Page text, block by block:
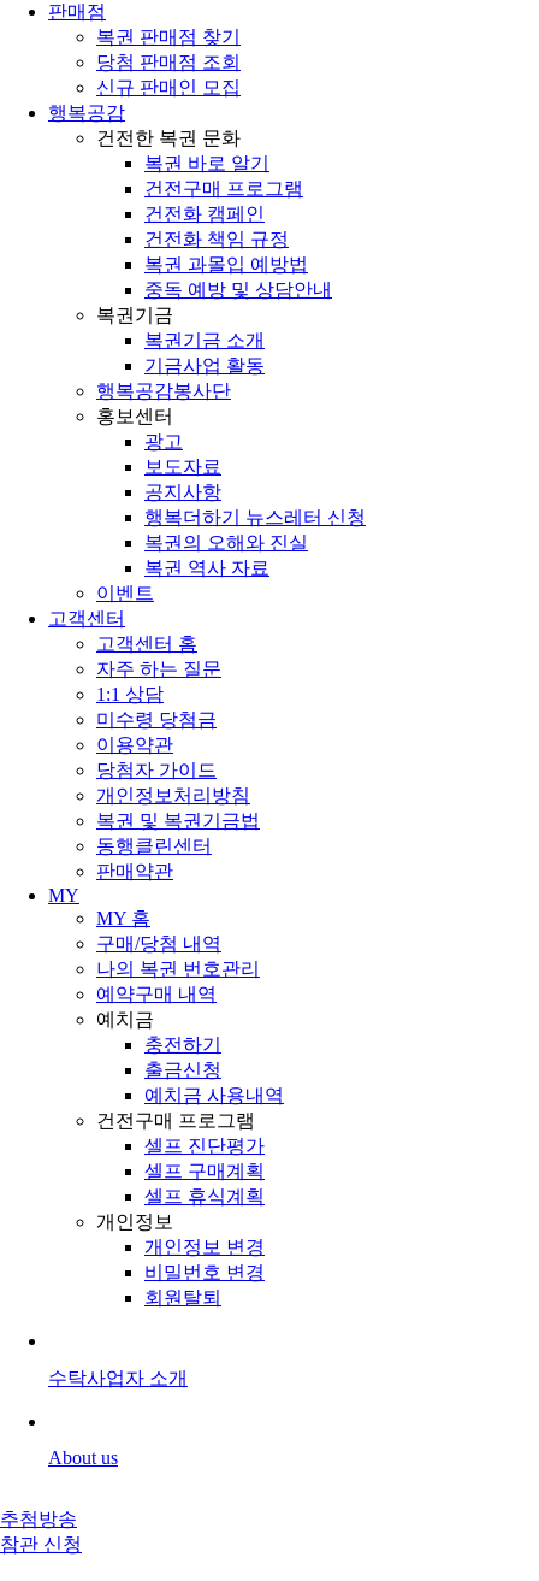
판매점
복권 판매점 찾기
당첨 판매점 조회
신규 판매인 모집
행복공감
건전한 복권 문화
복권 바로 알기
건전구매 프로그램
건전화 캠페인
건전화 책임 규정
복권 과몰입 예방법
중독 예방 및 상담안내
복권기금
복권기금 소개
기금사업 활동
행복공감봉사단
홍보센터
광고
보도자료
공지사항
행복더하기 뉴스레터 신청
복권의 오해와 진실
복권 역사 자료
이벤트
고객센터
고객센터 홈
자주 하는 질문
1:1 상담
미수령 당첨금
이용약관
당첨자 가이드
개인정보처리방침
복권 및 복권기금법
동행클린센터
판매약관
MY
MY 홈
구매/당첨 내역
나의 복권 번호관리
예약구매 내역
예치금
충전하기
출금신청
예치금 사용내역
건전구매 프로그램
셀프 진단평가
셀프 구매계획
셀프 휴식계획
개인정보
개인정보 변경
비밀번호 변경
회원탈퇴
수탁사업자 소개
About us
추첨방송
참관 신청